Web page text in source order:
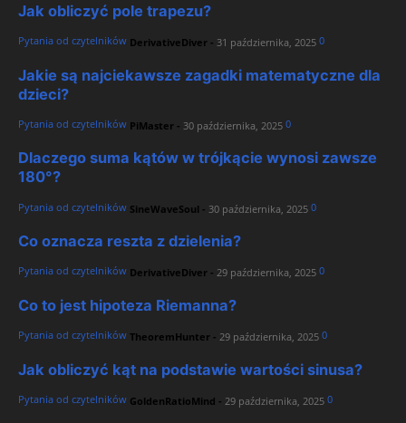
Jak obliczyć pole trapezu?
Pytania od czytelników DerivativeDiver - 31 października, 2025 0
Jakie są najciekawsze zagadki matematyczne dla
dzieci?
Pytania od czytelników PiMaster - 30 października, 2025 0
Dlaczego suma kątów w trójkącie wynosi zawsze
180°?
Pytania od czytelników SineWaveSoul - 30 października, 2025 0
Co oznacza reszta z dzielenia?
Pytania od czytelników DerivativeDiver - 29 października, 2025 0
Co to jest hipoteza Riemanna?
Pytania od czytelników TheoremHunter - 29 października, 2025 0
Jak obliczyć kąt na podstawie wartości sinusa?
Pytania od czytelników GoldenRatioMind - 29 października, 2025 0